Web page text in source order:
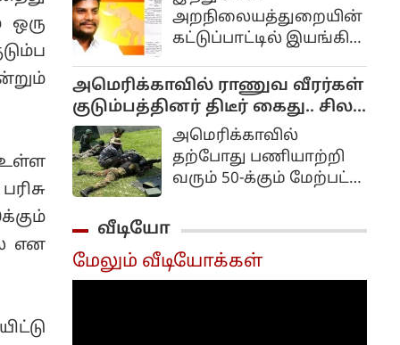
ஒரு
என
அம்பாசமுத்திரம் அருகே
மேற்கு தொடர்ச்சி
மலைப்பகுதியில் உள்ள
பாபநாசம்
தலையணையில்
குளிப்பதற்காக அவர்
சென்றுள்ளார்.
முடிவு..
அறநிலையத்துறையின்
கட்டுப்பாட்டில் இயங்கி
திருக்கோயில்களில்,
இனிவரும் காலங்களில்
ஆன்லைன் மூலம்
மட்டுமே டெண்டர்
மற்றும் பொது ஏலம்
விடும் புதிய முறை
உள்ளது.
அமெரிக்காவில் ராணுவ வீரர்கள்
குடும்பத்தினர் திடீர் கைது.. சிலர்
நாட்டை விட்டும் வெளியேற்றம்...
அமெரிக்காவில்
தற்போது பணியாற்றி
வரும் 50-க்கும் மேற்பட்ட
திடீரென கைது
செய்யப்பட்டுள்ளது
வீடியோ
மேலும் வீடியோக்கள்